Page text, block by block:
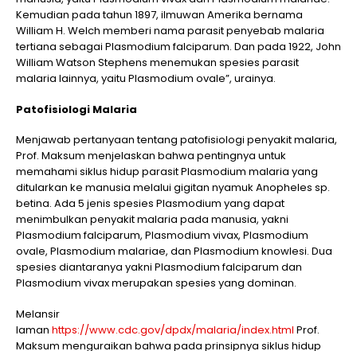
Kemudian pada tahun 1897, ilmuwan Amerika bernama
William H. Welch memberi nama parasit penyebab malaria
tertiana sebagai Plasmodium falciparum. Dan pada 1922, John
William Watson Stephens menemukan spesies parasit
malaria lainnya, yaitu Plasmodium ovale”, urainya.
Patofisiologi Malaria
Menjawab pertanyaan tentang patofisiologi penyakit malaria,
Prof. Maksum menjelaskan bahwa pentingnya untuk
memahami siklus hidup parasit Plasmodium malaria yang
ditularkan ke manusia melalui gigitan nyamuk Anopheles sp.
betina. Ada 5 jenis spesies Plasmodium yang dapat
menimbulkan penyakit malaria pada manusia, yakni
Plasmodium falciparum, Plasmodium vivax, Plasmodium
ovale, Plasmodium malariae, dan Plasmodium knowlesi. Dua
spesies diantaranya yakni Plasmodium falciparum dan
Plasmodium vivax merupakan spesies yang dominan.
Melansir
laman https://www.cdc.gov/dpdx/malaria/index.html Prof.
Maksum menguraikan bahwa pada prinsipnya siklus hidup